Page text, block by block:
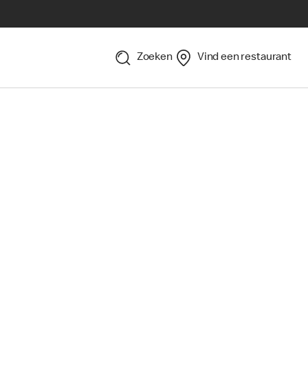
Zoeken Vind een restaurant